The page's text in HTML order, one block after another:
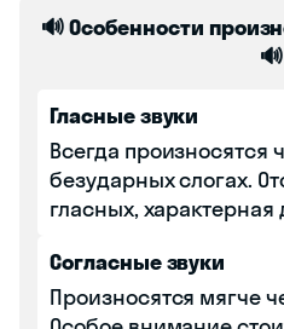
🔊 Особенности
🔊
Гласные звуки
Всегда произносятся
безударных слогах.
гласных, характерная
Согласные звуки
Произносятся мягче